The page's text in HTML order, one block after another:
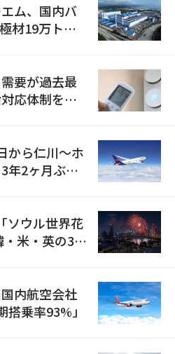
ム、国内バ
材19万トン
要が過去最
応体制を点
から仁川〜ホ
年2ヶ月ぶり
ソウル世界花
米・英の3カ
内航空会社
乗率93%」